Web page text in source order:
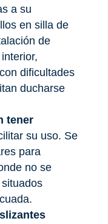
a su
en silla de
de
dificultades
ducharse
tener
su uso. Se
para
no se